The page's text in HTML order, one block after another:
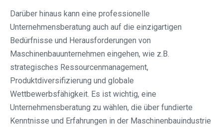
Darüber hinaus kann eine professionelle
Unternehmensberatung auch auf die einzigartigen
Bedürfnisse und Herausforderungen von
Maschinenbauunternehmen eingehen, wie z.B.
strategisches Ressourcenmanagement,
Produktdiversifizierung und globale
Wettbewerbsfähigkeit. Es ist wichtig, eine
Unternehmensberatung zu wählen, die über fundierte
Kenntnisse und Erfahrungen in der Maschinenbauindustrie